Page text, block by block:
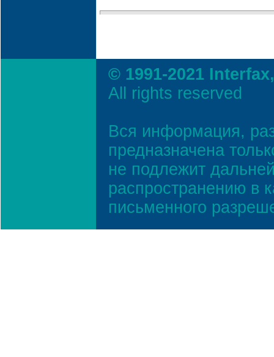
© 1991-2021
All rights reserved
Вся информация,
предназначена
не подлежит
распространению в
письменного